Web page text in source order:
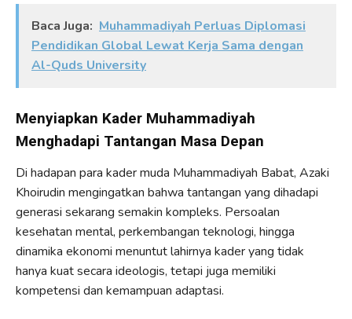
Baca Juga: Muhammadiyah Perluas Diplomasi
Pendidikan Global Lewat Kerja Sama dengan
Al-Quds University
Menyiapkan Kader Muhammadiyah
Menghadapi Tantangan Masa Depan
Di hadapan para kader muda Muhammadiyah Babat, Azaki
Khoirudin mengingatkan bahwa tantangan yang dihadapi
generasi sekarang semakin kompleks. Persoalan
kesehatan mental, perkembangan teknologi, hingga
dinamika ekonomi menuntut lahirnya kader yang tidak
hanya kuat secara ideologis, tetapi juga memiliki
kompetensi dan kemampuan adaptasi.